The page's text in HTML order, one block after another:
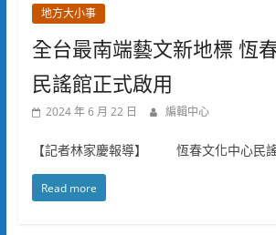
地方大小事
全台最南端藝文新地標 恆
民謠館正式啟用
2024 年 6 月 22 日 編輯中心
【記者林家慶報導】 恆春文化中心民
Read more